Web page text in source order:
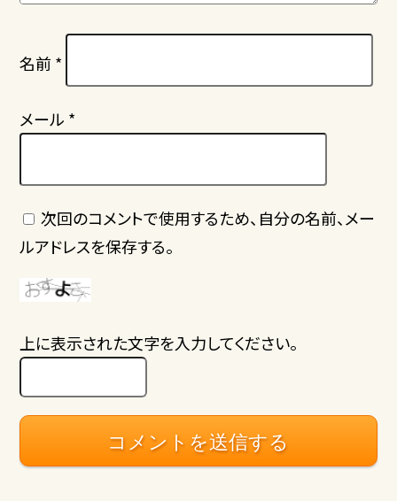
名前 *
メール *
次回のコメントで使用するため、自分の名前、メー
ルアドレスを保存する。
上に表示された文字を入力してください。